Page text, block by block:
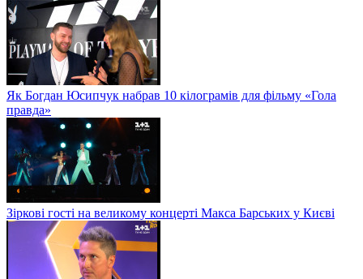
Як Богдан Юсипчук набрав 10 кілограмів для фільму «Гола
правда»
Зіркові гості на великому концерті Макса Барських у Києві